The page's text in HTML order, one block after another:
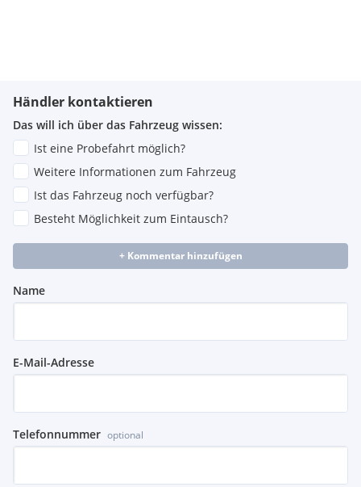
Händler kontaktieren
Das will ich über das Fahrzeug wissen:
Ist eine Probefahrt möglich?
Weitere Informationen zum Fahrzeug
Ist das Fahrzeug noch verfügbar?
Besteht Möglichkeit zum Eintausch?
+ Kommentar hinzufügen
Name
E-Mail-Adresse
Telefonnummer optional